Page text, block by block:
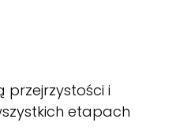
przejrzystości i
etapach